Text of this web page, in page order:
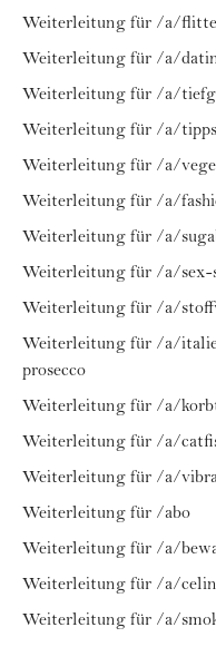
Weiterleitung für /a/
Weiterleitung für /a/
Weiterleitung für /a/
Weiterleitung für /a/
Weiterleitung für /a/
Weiterleitung für /a/
Weiterleitung für /a/
Weiterleitung für /a/sex-
Weiterleitung für /a/
Weiterleitung für /a/
prosecco
Weiterleitung für /a/
Weiterleitung für /a/
Weiterleitung für /a/
Weiterleitung für /abo
Weiterleitung für /a/
Weiterleitung für /a/
Weiterleitung für /a/